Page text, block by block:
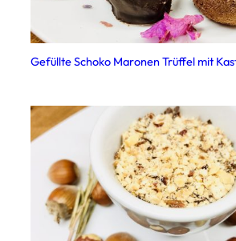
Gefüllte Schoko Maronen Trüffel mit